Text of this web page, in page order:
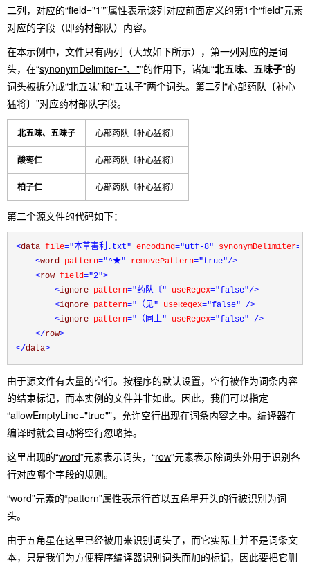
二列，对应的“field="1"”属性表示该列对应前面定义的第1个“field”元素
对应的字段（即药材部队）内容。
在本示例中，文件只有两列（大致如下所示），第一列对应的是词
头，在“synonymDelimiter="、"”的作用下，诸如“北五味、五味子”的
词头被拆分成“北五味”和“五味子”两个词头。第二列“心部药队〔补心
猛将〕”对应药材部队字段。
北五味、五味子 心部药队〔补心猛将〕
酸枣仁 心部药队〔补心猛将〕
柏子仁 心部药队〔补心猛将〕
第二个源文件的代码如下：
<data file="本草害利.txt" encoding="utf-8" synonymDelimiter="
<word pattern="^★" removePattern="true"/>
<row field="2">
<ignore pattern="药队〔" useRegex="false"/>
<ignore pattern="（见" useRegex="false" />
<ignore pattern="（同上" useRegex="false" />
</row>
</data>
由于源文件有大量的空行。按程序的默认设置，空行被作为词条内容
的结束标记，而本实例的文件并非如此。因此，我们可以指定
“allowEmptyLine="true"”，允许空行出现在词条内容之中。编译器在
编译时就会自动将空行忽略掉。
这里出现的“word”元素表示词头，“row”元素表示除词头外用于识别各
行对应哪个字段的规则。
“word”元素的“pattern”属性表示行首以五角星开头的行被识别为词
头。
由于五角星在这里已经被用来识别词头了，而它实际上并不是词条文
本，只是我们为方便程序编译器识别词头而加的标记，因此要把它删